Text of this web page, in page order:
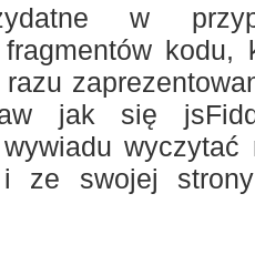
w
kodu,
jak się
ze swojej